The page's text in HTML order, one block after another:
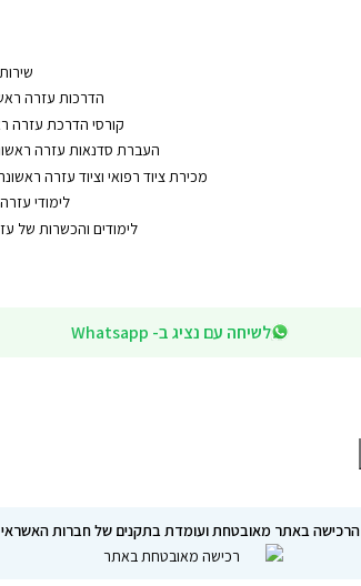
לשיחה עם נציג ב- Whatsapp
הרכישה באתר מאובטחת ועומדת בתקנים של חברות האשראי